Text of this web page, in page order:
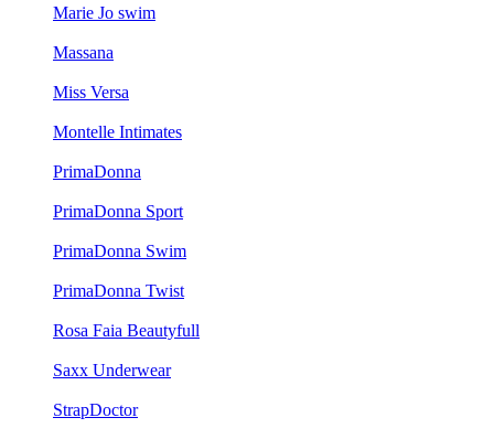
Marie Jo swim
Massana
Miss Versa
Montelle Intimates
PrimaDonna
PrimaDonna Sport
PrimaDonna Swim
PrimaDonna Twist
Rosa Faia Beautyfull
Saxx Underwear
StrapDoctor